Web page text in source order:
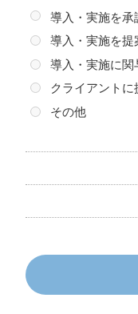
求することができま
じられない場合も
7. お問い合わせにつ
（1）当社からお客
ルは、お客さま個人
回答内容の一部ま
おける個人情報の
個人情報保護管理
広報本部 情報セキ
導入・実施を承
導入・実施を提
導入・実施に関
クライアントに
その他